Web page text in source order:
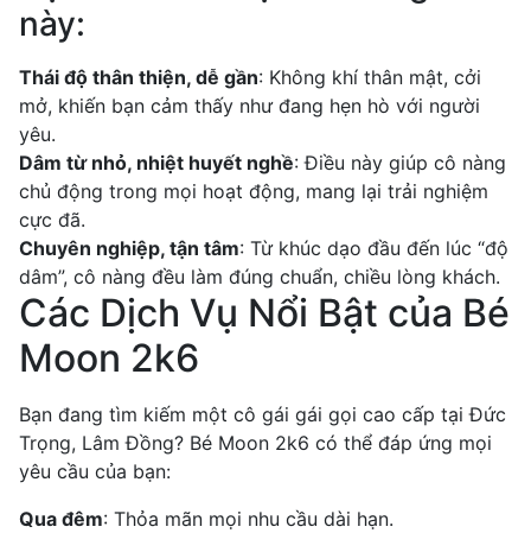
này:
Thái độ thân thiện, dễ gần: Không khí thân mật, cởi
mở, khiến bạn cảm thấy như đang hẹn hò với người
yêu.
Dâm từ nhỏ, nhiệt huyết nghề: Điều này giúp cô nàng
chủ động trong mọi hoạt động, mang lại trải nghiệm
cực đã.
Chuyên nghiệp, tận tâm: Từ khúc dạo đầu đến lúc “độ
dâm”, cô nàng đều làm đúng chuẩn, chiều lòng khách.
Các Dịch Vụ Nổi Bật của Bé
Moon 2k6
Bạn đang tìm kiếm một cô gái gái gọi cao cấp tại Đức
Trọng, Lâm Đồng? Bé Moon 2k6 có thể đáp ứng mọi
yêu cầu của bạn:
Qua đêm: Thỏa mãn mọi nhu cầu dài hạn.